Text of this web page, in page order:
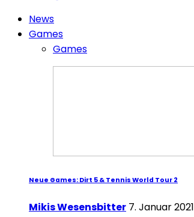
News
Games
Games
Neue Games: Dirt 5 & Tennis World Tour 2
Mikis Wesensbitter 7. Januar 2021